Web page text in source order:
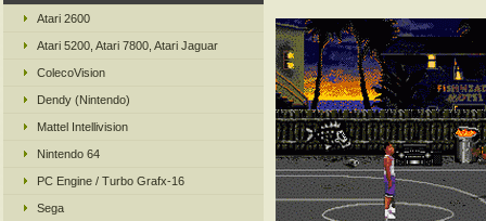
Atari 2600
Atari 5200, Atari 7800, Atari Jaguar
ColecoVision
Dendy (Nintendo)
Mattel Intellivision
Nintendo 64
PC Engine / Turbo Grafx-16
Sega